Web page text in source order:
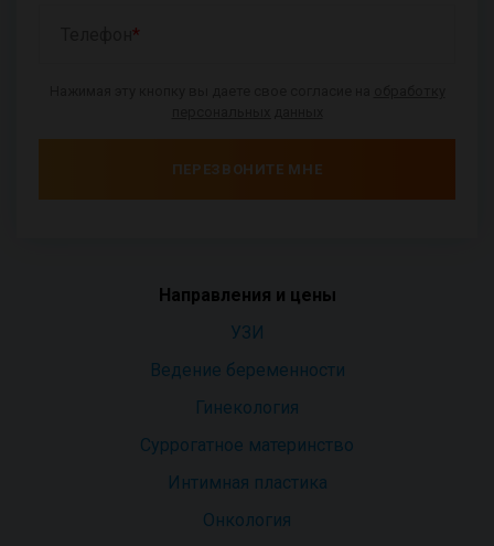
*
ПЕРЕЗВОНИТЕ МНЕ
Направления и цены
УЗИ
Ведение беременности
Гинекология
Суррогатное материнство
Интимная пластика
Онкология